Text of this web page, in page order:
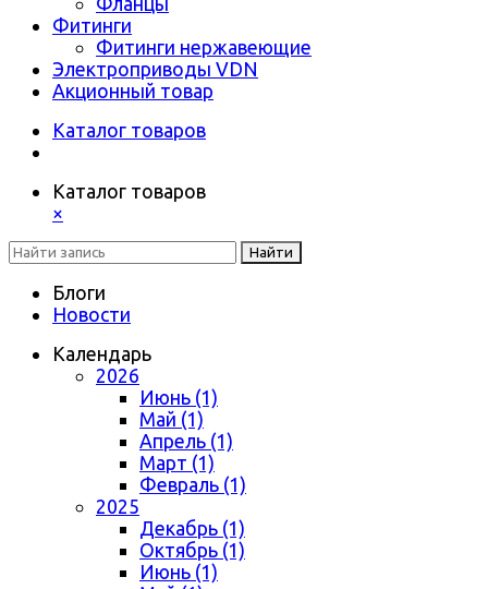
Фитинги
Фитинги нержавеющие
Электроприводы VDN
Акционный товар
Каталог товаров
Каталог товаров
×
Найти
Блоги
Новости
Календарь
2026
Июнь (1)
Май (1)
Апрель (1)
Март (1)
Февраль (1)
2025
Декабрь (1)
Октябрь (1)
Июнь (1)